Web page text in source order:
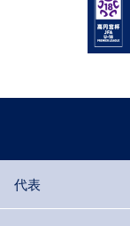
代表